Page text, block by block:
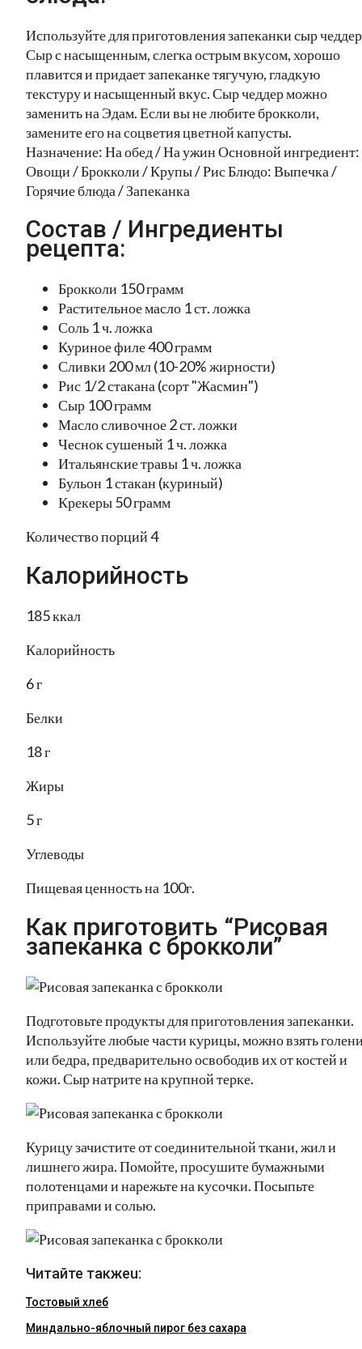
Используйте для приготовления запеканки сыр
Сыр с насыщенным, слегка острым вкусом, хорошо
плавится и придает запеканке тягучую, гладкую
текстуру и насыщенный вкус. Сыр чеддер можно
заменить на Эдам. Если вы не любите брокколи,
замените его на соцветия цветной капусты.
Назначение: На обед / На ужин Основной ингредиент:
Овощи / Брокколи / Крупы / Рис Блюдо: Выпечка /
Горячие блюда / Запеканка
Состав / Ингредиенты
рецепта:
Брокколи 150 грамм
Растительное масло 1 ст. ложка
Соль 1 ч. ложка
Куриное филе 400 грамм
Сливки 200 мл (10-20% жирности)
Рис 1/2 стакана (сорт "Жасмин")
Сыр 100 грамм
Масло сливочное 2 ст. ложки
Чеснок сушеный 1 ч. ложка
Итальянские травы 1 ч. ложка
Бульон 1 стакан (куриный)
Крекеры 50 грамм
Количество порций 4
Калорийность
185 ккал
Калорийность
6 г
Белки
18 г
Жиры
5 г
Углеводы
Пищевая ценность на 100г.
Как приготовить “Рисовая
запеканка с брокколи”
Подготовьте продукты для приготовления запеканки.
Используйте любые части курицы, можно взять
или бедра, предварительно освободив их от костей и
кожи. Сыр натрите на крупной терке.
Курицу зачистите от соединительной ткани, жил и
лишнего жира. Помойте, просушите бумажными
полотенцами и нарежьте на кусочки. Посыпьте
приправами и солью.
Читайте такжеu:
Тостовый хлеб
Миндально-яблочный пирог без сахара